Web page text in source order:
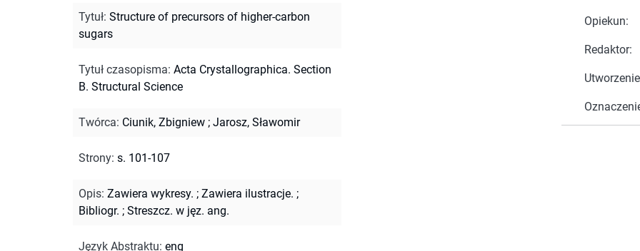
Opiekun:
Redaktor:
Tytuł: Structure of precursors of higher-carbon
sugars
Tytuł czasopisma: Acta Crystallographica. Section
B. Structural Science
Twórca: Ciunik, Zbigniew ; Jarosz, Sławomir
Strony: s. 101-107
Opis: Zawiera wykresy. ; Zawiera ilustracje. ;
Bibliogr. ; Streszcz. w jęz. ang.
Język Abstraktu: eng